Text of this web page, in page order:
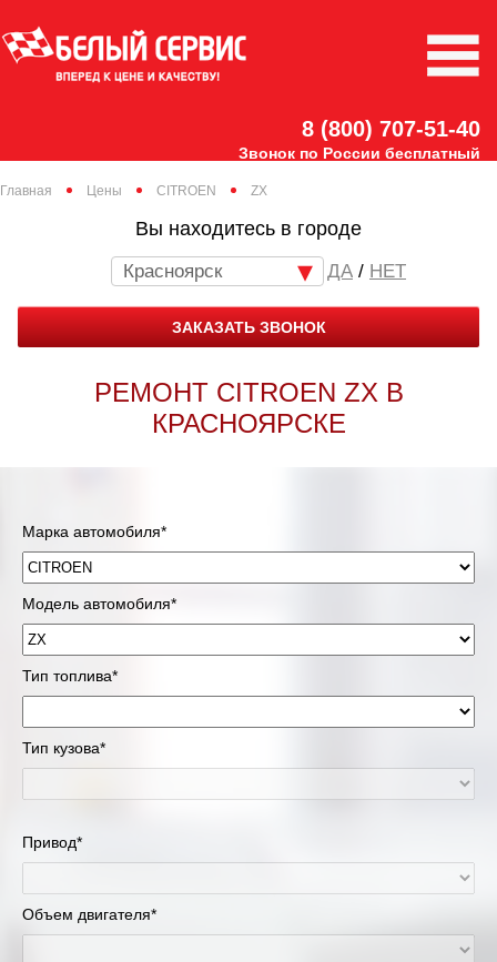
8 (800) 707-51-40
Звонок по России бесплатный
Главная Цены CITROEN ZX
Вы находитесь в городе
Красноярск / НЕТ
ЗАКАЗАТЬ ЗВОНОК
РЕМОНТ CITROEN ZX В
КРАСНОЯРСКЕ
Марка автомобиля*
Модель автомобиля*
Тип топлива*
Тип кузова*
Привод*
Объем двигателя*